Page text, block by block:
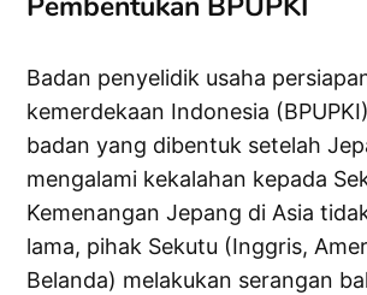
Badan penyelidik usaha
kemerdekaan Indonesia
badan yang dibentuk setelah
mengalami kekalahan kepada
Kemenangan Jepang di Asia
lama, pihak Sekutu (Inggris,
Belanda) melakukan serangan